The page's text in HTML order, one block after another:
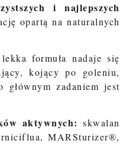
i najlepszych
opartą na naturalnych
formuła nadaje się
kojący po goleniu,
zadaniem jest
aktywnych:skwalan
MARSturizer®,